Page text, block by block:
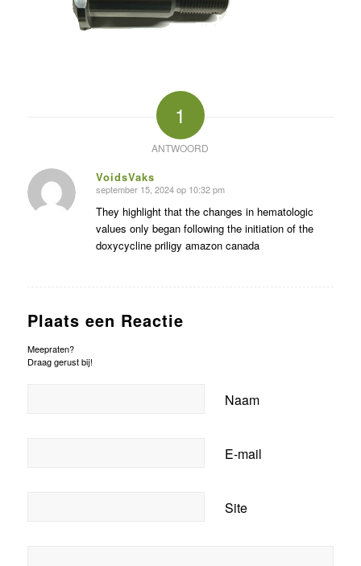
1
ANTWOORD
VoidsVaks
zegt:
september 15, 2024 op 10:32 pm
They highlight that the changes in hematologic
values only began following the initiation of the
doxycycline priligy amazon canada
Plaats een Reactie
Meepraten?
Draag gerust bij!
Naam
E-mail
Site